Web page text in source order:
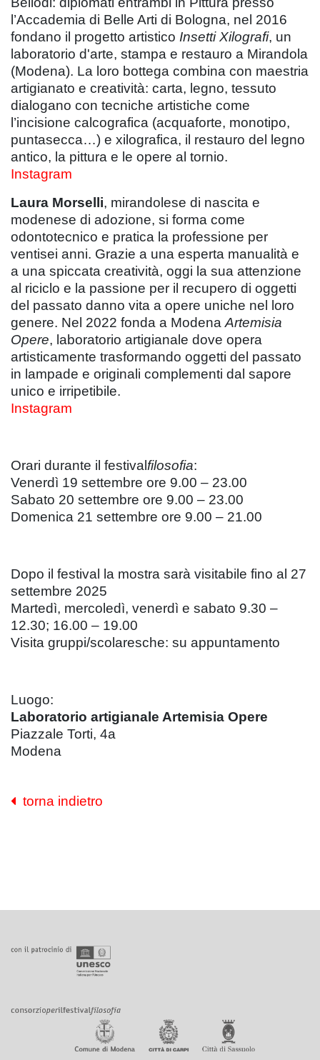
l’Accademia di Belle Arti di Bologna, nel 2016
fondano il progetto artistico Insetti Xilografi, un
laboratorio d'arte, stampa e restauro a Mirandola
(Modena). La loro bottega combina con maestria
artigianato e creatività: carta, legno, tessuto
dialogano con tecniche artistiche come
l’incisione calcografica (acquaforte, monotipo,
puntasecca…) e xilografica, il restauro del legno
antico, la pittura e le opere al tornio.
Instagram
Laura Morselli, mirandolese di nascita e
modenese di adozione, si forma come
odontotecnico e pratica la professione per
ventisei anni. Grazie a una esperta manualità e
a una spiccata creatività, oggi la sua attenzione
al riciclo e la passione per il recupero di oggetti
del passato danno vita a opere uniche nel loro
genere. Nel 2022 fonda a ModenaArtemisia
Opere, laboratorio artigianale dove opera
artisticamente trasformando oggetti del passato
in lampade e originali complementi dal sapore
unico e irripetibile.
Instagram
Orari durante il festivalfilosofia:
Venerdì 19 settembre ore 9.00 – 23.00
Sabato 20 settembre ore 9.00 – 23.00
Domenica 21 settembre ore 9.00 – 21.00
Dopo il festival la mostra sarà visitabile fino al 27
settembre 2025
Martedì, mercoledì, venerdì e sabato 9.30 –
12.30; 16.00 – 19.00
Visita gruppi/scolaresche: su appuntamento
Luogo:
Laboratorio artigianale Artemisia Opere
Piazzale Torti, 4a
Modena
torna indietro